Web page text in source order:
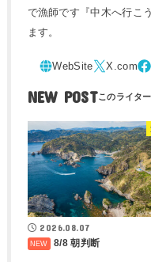
で漁師です『中木へ行こ
ます。
NEW POST
2026.08.07
8/8 朝判断